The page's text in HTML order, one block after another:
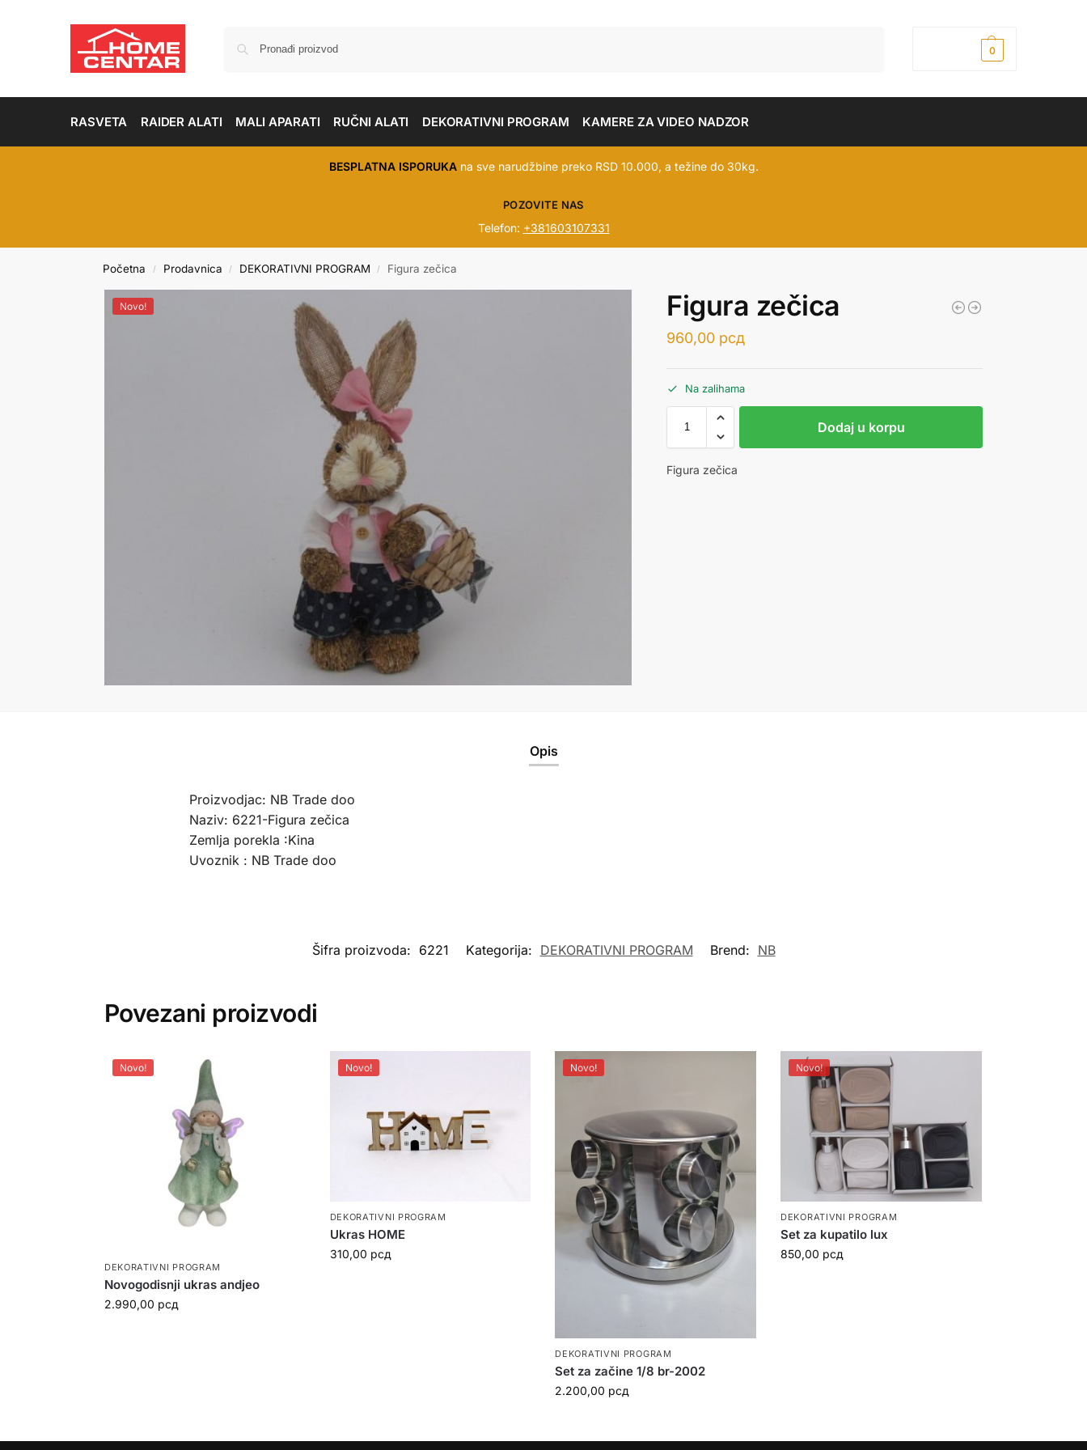
0
RASVETA RAIDER ALATI MALI APARATI RUČNI ALATI DEKORATIVNI PROGRAM KAMERE ZA VIDEO NADZOR
BESPLATNA ISPORUKAna sve narudžbine preko RSD 10.000, a težine do 30kg.
POZOVITE NAS
Telefon: +381603107331
Početna / Prodavnica / DEKORATIVNI PROGRAM / Figura zečica
Novo! Figura zečica
960,00 рсд
Na zalihama
Dodaj u korpu
Figura zečica
Opis
Proizvodjac: NB Trade doo
Naziv: 6221-Figura zečica
Zemlja porekla :Kina
Uvoznik : NB Trade doo
Šifra proizvoda: 6221 Kategorija: DEKORATIVNI PROGRAM Brend: NB
Povezani proizvodi
Novo!
DEKORATIVNI PROGRAM
Novogodisnji ukras andjeo
2.990,00 рсд
Novo!
DEKORATIVNI PROGRAM
Ukras HOME
310,00 рсд
Novo!
DEKORATIVNI PROGRAM
Set za začine 1/8 br-2002
2.200,00 рсд
Novo!
DEKORATIVNI PROGRAM
Set za kupatilo lux
850,00 рсд